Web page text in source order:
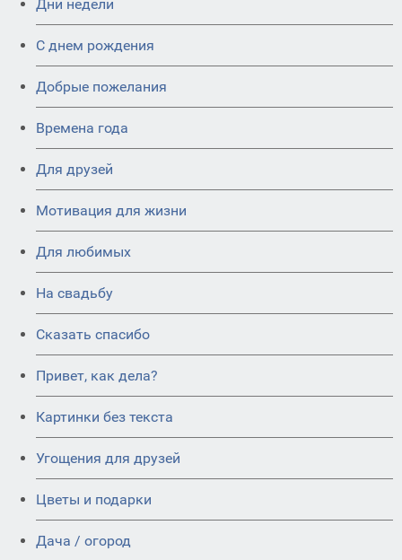
Дни недели
C днем рождения
Добрые пожелания
Времена года
Для друзей
Мотивация для жизни
Для любимых
На свадьбу
Сказать спасибо
Привет, как дела?
Картинки без текста
Угощения для друзей
Цветы и подарки
Дача / огород